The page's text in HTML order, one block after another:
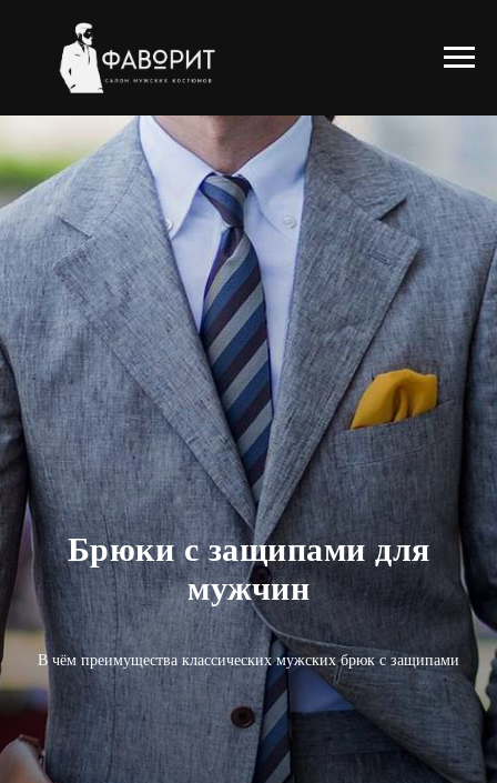
Брюки с защипами для
мужчин
В чём преимущества классических мужских брюк с защипами